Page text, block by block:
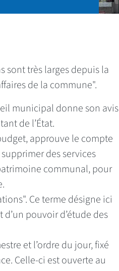
sont très larges depuis la
de la commune".
municipal donne son avis
de l’État.
approuve le compte
des services
communal, pour
Ce terme désigne ici
pouvoir d’étude des
et l’ordre du jour, fixé
Celle-ci est ouverte au